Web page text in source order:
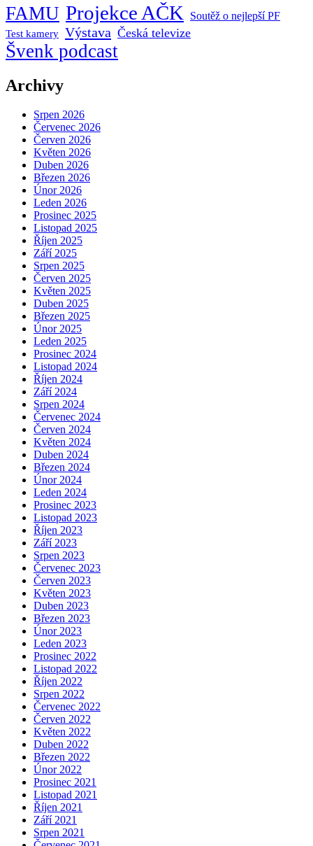
FAMU Projekce AČK Soutěž o nejlepší PF
Test kamery Výstava Česká televize
Švenk podcast
Archivy
Srpen 2026
Červenec 2026
Červen 2026
Květen 2026
Duben 2026
Březen 2026
Únor 2026
Leden 2026
Prosinec 2025
Listopad 2025
Říjen 2025
Září 2025
Srpen 2025
Červen 2025
Květen 2025
Duben 2025
Březen 2025
Únor 2025
Leden 2025
Prosinec 2024
Listopad 2024
Říjen 2024
Září 2024
Srpen 2024
Červenec 2024
Červen 2024
Květen 2024
Duben 2024
Březen 2024
Únor 2024
Leden 2024
Prosinec 2023
Listopad 2023
Říjen 2023
Září 2023
Srpen 2023
Červenec 2023
Červen 2023
Květen 2023
Duben 2023
Březen 2023
Únor 2023
Leden 2023
Prosinec 2022
Listopad 2022
Říjen 2022
Srpen 2022
Červenec 2022
Červen 2022
Květen 2022
Duben 2022
Březen 2022
Únor 2022
Prosinec 2021
Listopad 2021
Říjen 2021
Září 2021
Srpen 2021